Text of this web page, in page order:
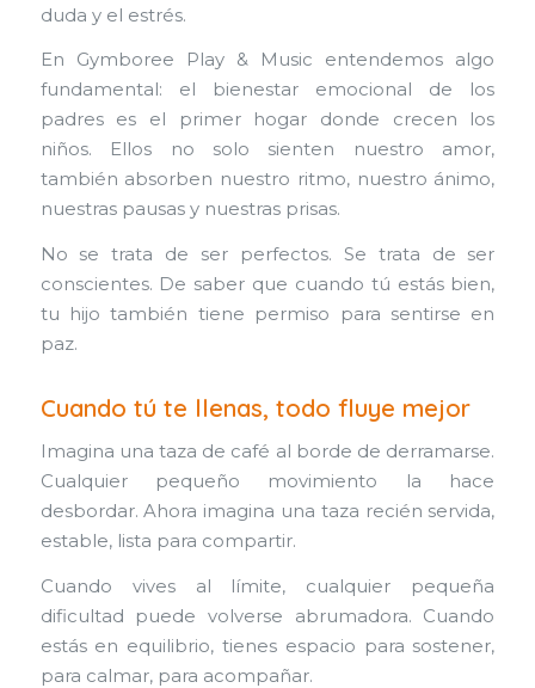
duda y el estrés.
En Gymboree Play & Music entendemos algo
fundamental: el bienestar emocional de los
padres es el primer hogar donde crecen los
niños. Ellos no solo sienten nuestro amor,
también absorben nuestro ritmo, nuestro ánimo,
nuestras pausas y nuestras prisas.
No se trata de ser perfectos. Se trata de ser
conscientes. De saber que cuando tú estás bien,
tu hijo también tiene permiso para sentirse en
paz.
Cuando tú te llenas, todo fluye mejor
Imagina una taza de café al borde de derramarse.
Cualquier pequeño movimiento la hace
desbordar. Ahora imagina una taza recién servida,
estable, lista para compartir.
Cuando vives al límite, cualquier pequeña
dificultad puede volverse abrumadora. Cuando
estás en equilibrio, tienes espacio para sostener,
para calmar, para acompañar.